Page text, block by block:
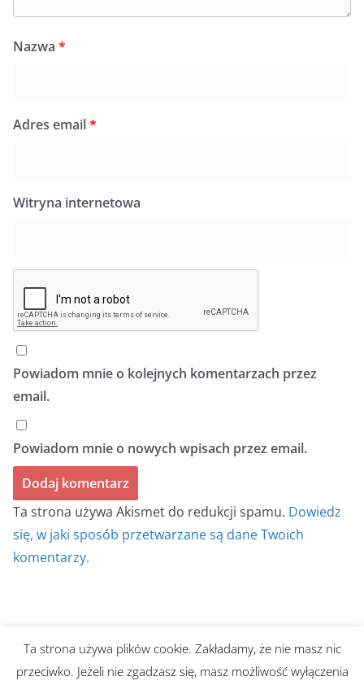
Nazwa *
Adres email*
Witryna internetowa
Powiadom mnie o kolejnych komentarzach przez
email.
Powiadom mnie o nowych wpisach przez email.
Ta strona używa Akismet do redukcji spamu. Dowiedz
się, w jaki sposób przetwarzane są dane Twoich
komentarzy.
Prawa autorskie © 2026 BIULETYN BEZ TYTUŁU
prawa zastrzeżone.
Ta strona używa plików cookie. Zakładamy, że nie masz nic
przeciwko. Jeżeli nie zgadzasz się, masz możliwość wyłączenia